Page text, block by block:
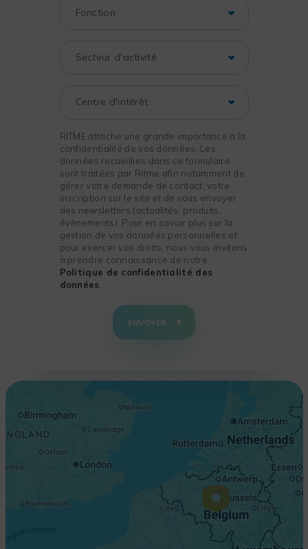
RITME attache une grande importance à la
confidentialité de vos données. Les
données recueillies dans ce formulaire
sont traitées par Ritme afin notamment de
gérer votre demande de contact, votre
inscription sur le site et de vous envoyer
des newsletters (actualités, produits,
événements). Pour en savoir plus sur la
gestion de vos données personnelles et
pour exercer vos droits, nous vous invitons
à prendre connaissance de notre
Politique de confidentialité des
données
ENVOYER